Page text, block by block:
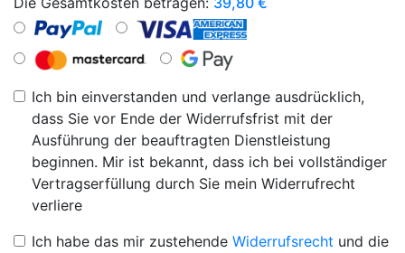
Ich bin einverstanden und verlange ausdrücklich,
dass Sie vor Ende der Widerrufsfrist mit der
Ausführung der beauftragten Dienstleistung
beginnen. Mir ist bekannt, dass ich bei vollständiger
Vertragserfüllung durch Sie mein Widerrufrecht
verliere
Ich habe das mir zustehende Widerrufsrecht und die